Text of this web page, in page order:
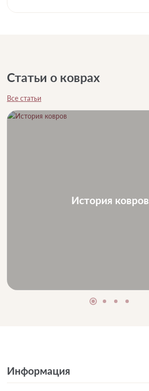
Статьи о коврах
Все статьи
История ковров
Информация